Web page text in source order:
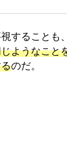
することも
ようなこと
のだ。